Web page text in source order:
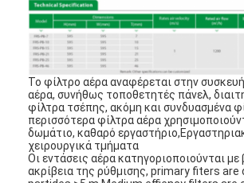
Το φίλτρο αέρα αναφέρεται στην
αέρα, συνήθως τοποθετητές πάνελ,
φίλτρα τσέπης, ακόμη και συνδυασμένα
περισσότερα φίλτρα αέρα
δωμάτιο, καθαρό
χειρουργικά τμήματα
Οι εντάσεις αέρα κατηγοριοποιούνται με
ακρίβεια της ρύθμισης, primary fiters